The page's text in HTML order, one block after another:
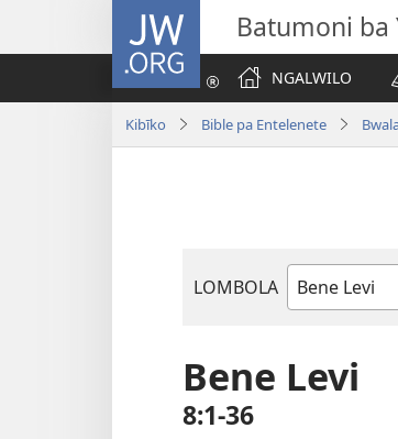
JW.ORG Batumoni ba
NGALWILO
Kibīko Bible pa Entelenete
LOMBOLA
Mukanda
Bible
Bene Levi
8:1-36